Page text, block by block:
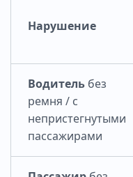
Нарушение
Водитель без
ремня / с
непристегнутыми
пассажирами